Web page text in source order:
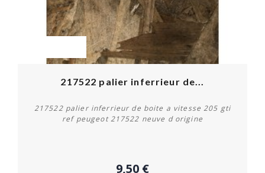
217522 palier inferrieur de...
217522 palier inferrieur de boite a vitesse 205 gti
ref peugeot 217522 neuve d origine
9,50 €